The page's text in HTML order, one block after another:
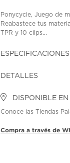
Ponycycle, Juego de
Reabastece tus
TPR y 10 clips...
ESPECIFICACIONES
DETALLES
DISPONIBLE
Conoce las Tiendas
Compra a través de